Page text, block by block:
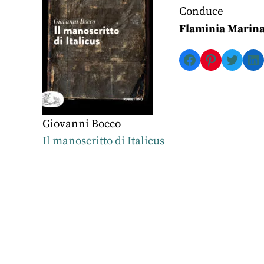
Giovanni Bocco
Il manoscritto di Italicus
Conduce
Flaminia
Facebook
Pinterest
Twitter